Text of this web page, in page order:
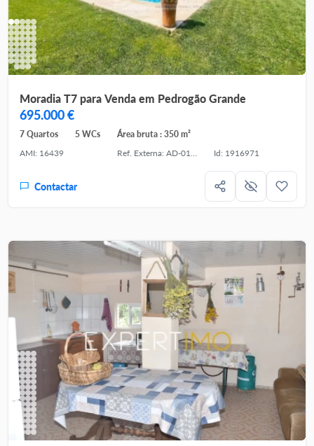
Moradia T7 para Venda em Pedrogão Grande
695.000 €
7 Quartos 5 WCs
Área bruta : 350 m²
AMI: 16439
Ref. Externa: AD-01826 Id: 1916971
Contactar